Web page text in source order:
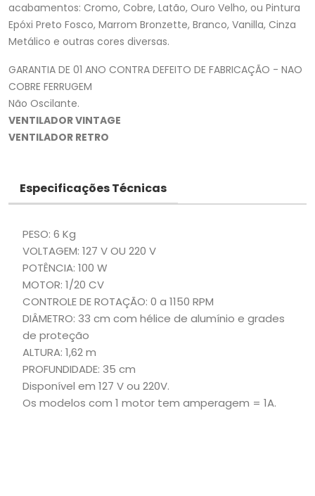
acabamentos: Cromo, Cobre, Latão, Ouro Velho, ou Pintura
Epóxi Preto Fosco, Marrom Bronzette, Branco, Vanilla, Cinza
Metálico e outras cores diversas.
GARANTIA DE 01 ANO CONTRA DEFEITO DE FABRICAÇÃO - NAO
COBRE FERRUGEM
Não Oscilante.
VENTILADOR VINTAGE
VENTILADOR RETRO
Especificações Técnicas
PESO: 6 Kg
VOLTAGEM: 127 V OU 220 V
POTÊNCIA: 100 W
MOTOR: 1/20 CV
CONTROLE DE ROTAÇÃO: 0 a 1150 RPM
DIÂMETRO: 33 cm com hélice de alumínio e grades
de proteção
ALTURA: 1,62 m
PROFUNDIDADE: 35 cm
Disponível em 127 V ou 220V.
Os modelos com 1 motor tem amperagem = 1A.